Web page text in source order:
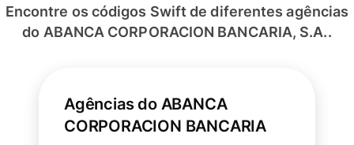
Encontre os códigos Swift de diferentes agências
do ABANCA CORPORACION BANCARIA, S.A..
Agências do ABANCA
CORPORACION BANCARIA